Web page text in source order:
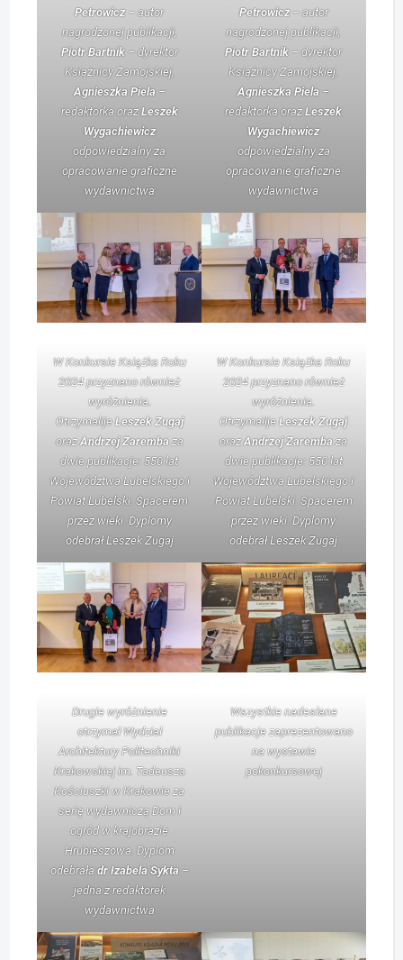
Petrowicz– autor
nagrodzonej publikacji,
Piotr Bartnik – dyrektor
Książnicy Zamojskiej,
Agnieszka Piela–
redaktorka oraz Leszek
Wygachiewicz
odpowiedzialny za
opracowanie graficzne
wydawnictwa
Petrowicz– autor
nagrodzonej publikacji,
Piotr Bartnik – dyrektor
Książnicy Zamojskiej,
Agnieszka Piela –
redaktorka orazLeszek
Wygachiewicz
odpowiedzialny za
opracowanie graficzne
wydawnictwa
W Konkursie Książka Roku
2024 przyznano również
wyróżnienia.
OtrzymalijeLeszek Zugaj
orazAndrzej Zarembaza
dwie publikacje:550 lat
Województwa Lubelskiegoi
Powiat Lubelski. Spacerem
przez wieki. Dyplomy
odebrał Leszek Zugaj
W Konkursie Książka Roku
2024 przyznano również
wyróżnienia.
OtrzymalijeLeszek Zugaj
orazAndrzej Zarembaza
dwie publikacje: 550 lat
Województwa Lubelskiego i
Powiat Lubelski. Spacerem
przez wieki . Dyplomy
odebrał Leszek Zugaj
Drugie wyróżnienie
otrzymał Wydział
Architektury Politechniki
Krakowskiej im. Tadeusza
Kościuszki w Krakowie za
serię wydawniczą Dom i
ogród w krajobrazie
Hrubieszowa. Dyplom
odebraładr Izabela Sykta–
jedna z redaktorek
wydawnictwa
Wszystkie nadesłane
publikacje zaprezentowano
na wystawie
pokonkursowej